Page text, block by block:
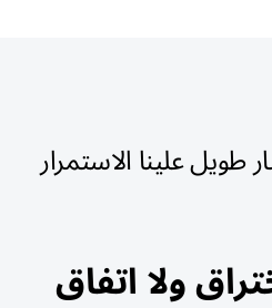
علينا الاستمرار
اختراق ولا اتفاق